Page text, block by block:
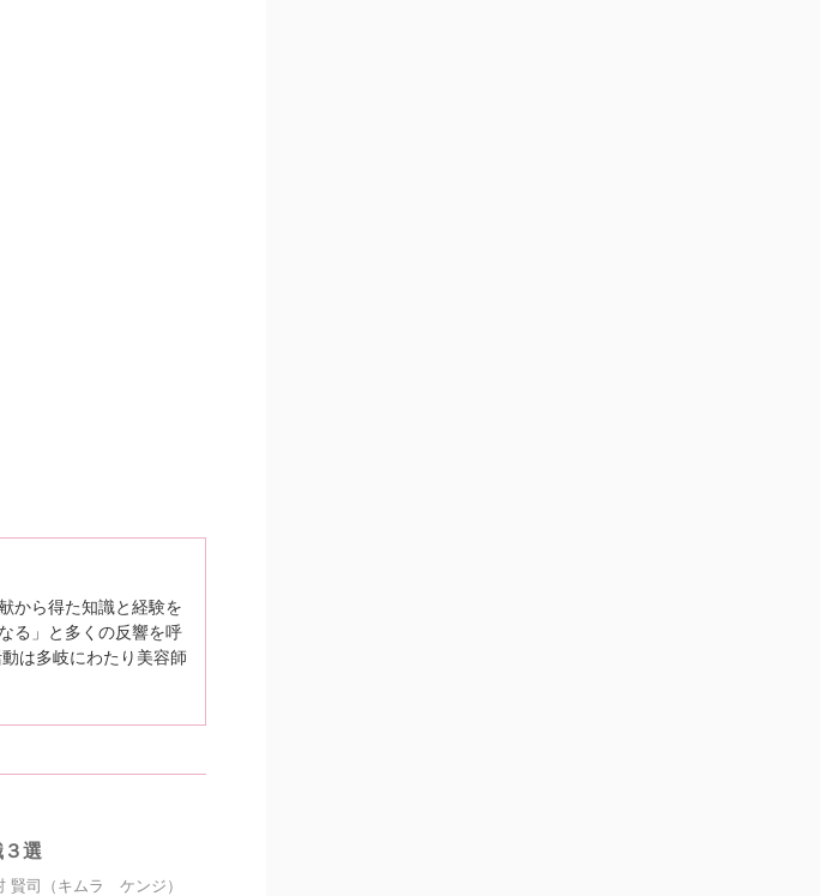
から得た知識と経験を
る」と多くの反響を呼
は多岐にわたり美容師
選
賢司（キムラ ケンジ）